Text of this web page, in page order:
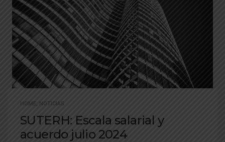
HOME NOTICIAS
SUTERH: Escala salarial y
acuerdo julio 2024